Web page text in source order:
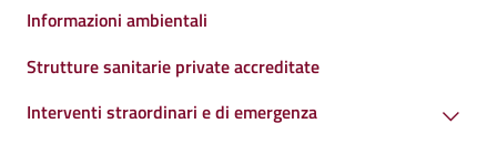
Informazioni ambientali
Strutture sanitarie private accreditate
Interventi straordinari e di emergenza